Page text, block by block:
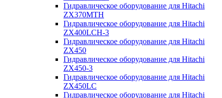
Гидравлическое оборудование для Hitachi
ZX370MTH
Гидравлическое оборудование для Hitachi
ZX400LCH-3
Гидравлическое оборудование для Hitachi
ZX450
Гидравлическое оборудование для Hitachi
ZX450-3
Гидравлическое оборудование для Hitachi
ZX450LC
Гидравлическое оборудование для Hitachi